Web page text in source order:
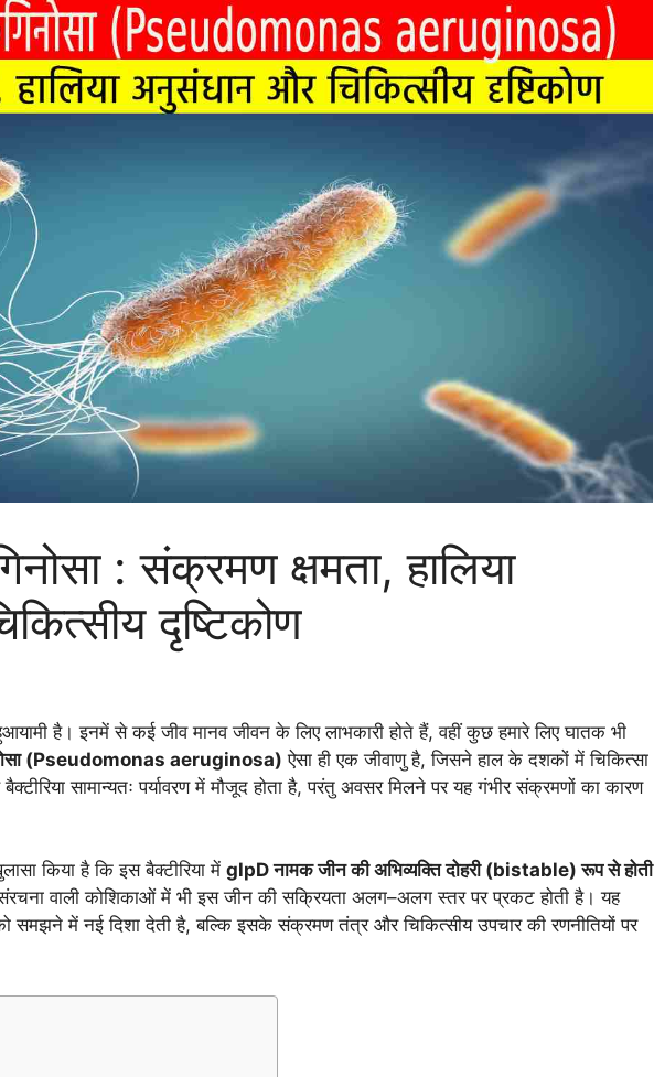
: संक्रमण क्षमता, हालिया
दृष्टिकोण
है। इनमें से कई जीव मानव जीवन के लिए लाभकारी होते हैं, वहीं कुछ हमारे लिए घातक भी
(Pseudomonas aeruginosa) ऐसा ही एक जीवाणु है, जिसने हाल के दशकों में चिकित्सा
सामान्यतः पर्यावरण में मौजूद होता है, परंतु अवसर मिलने पर यह गंभीर संक्रमणों का कारण
किया है कि इस बैक्टीरिया में glpD नामक जीन की अभिव्यक्ति दोहरी (bistable) रूप से होती
वाली कोशिकाओं में भी इस जीन की सक्रियता अलग–अलग स्तर पर प्रकट होती है। यह
समझने में नई दिशा देती है, बल्कि इसके संक्रमण तंत्र और चिकित्सीय उपचार की रणनीतियों पर